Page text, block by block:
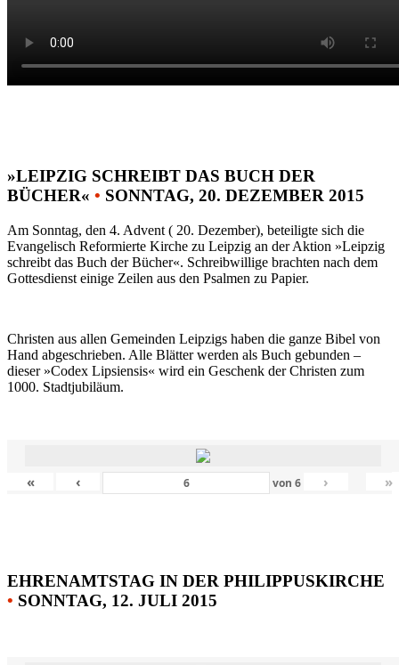
»LEIPZIG SCHREIBT DAS BUCH DER
BÜCHER« • SONNTAG, 20. DEZEMBER 2015
Am Sonntag, den 4. Advent ( 20. Dezember), beteiligte sich die
Evangelisch Reformierte Kirche zu Leipzig an der Aktion »Leipzig
schreibt das Buch der Bücher«. Schreibwillige brachten nach dem
Gottesdienst einige Zeilen aus den Psalmen zu Papier.
Christen aus allen Gemeinden Leipzigs haben die ganze Bibel von
Hand abgeschrieben. Alle Blätter werden als Buch gebunden –
dieser »Codex Lipsiensis« wird ein Geschenk der Christen zum
1000. Stadtjubiläum.
« ‹ von6 › »
EHRENAMTSTAG IN DER PHILIPPUSKIRCHE
• SONNTAG, 12. JULI 2015